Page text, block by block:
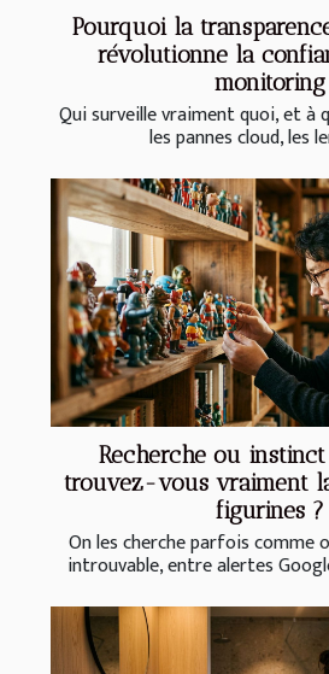
Pourquoi la
révolutionne la
monitoring
Qui surveille vraiment quoi, et à
les pannes cloud, les
Recherche ou
trouvez-vous vraiment
figurines ?
On les cherche parfois comme
introuvable, entre alertes